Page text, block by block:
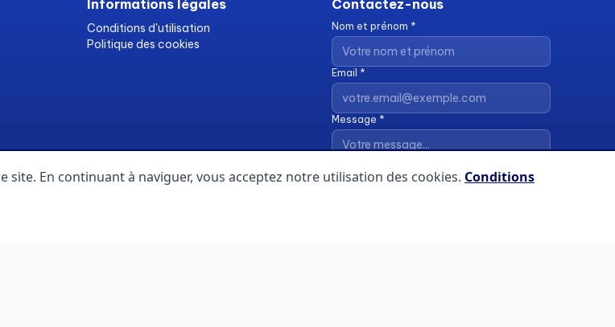
Informations légales
Conditions d'utilisation
Politique des cookies
Contactez-nous
Nom et prénom *
Email *
Message *
En continuant à naviguer, vous acceptez notre utilisation des cookies. Conditions